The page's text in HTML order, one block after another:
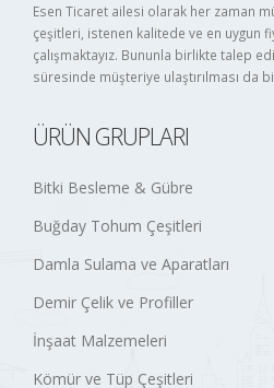
Esen Ticaret ailesi olarak her zaman
çeşitleri, istenen kalitede ve en uygun
çalışmaktayız. Bununla birlikte talep
süresinde müşteriye ulaştırılması da
ÜRÜN GRUPLARI
Bitki Besleme & Gübre
Buğday Tohum Çeşitleri
Damla Sulama ve Aparatları
Demir Çelik ve Profiller
İnşaat Malzemeleri
Kömür ve Tüp Çeşitleri